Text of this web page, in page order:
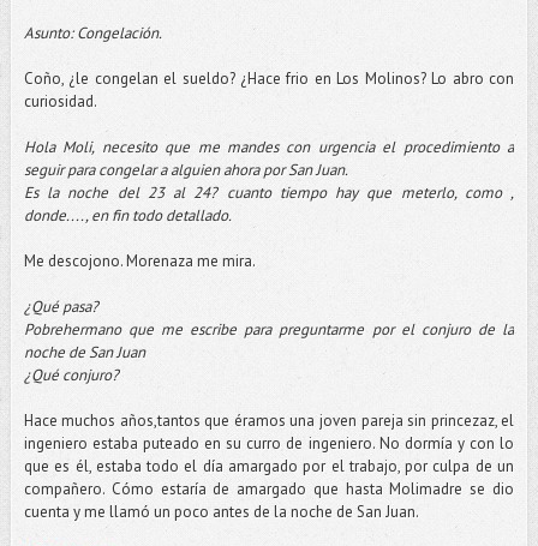
Asunto: Congelación.
Coño, ¿le congelan el sueldo? ¿Hace frio en Los Molinos? Lo abro con
curiosidad.
Hola Moli, necesito que me mandes con urgencia el procedimiento a
seguir para congelar a alguien ahora por San Juan.
Es la noche del 23 al 24? cuanto tiempo hay que meterlo, como ,
donde...., en fin todo detallado.
Me descojono. Morenaza me mira.
¿Qué pasa?
Pobrehermano que me escribe para preguntarme por el conjuro de la
noche de San Juan
¿Qué conjuro?
Hace muchos años,tantos que éramos una joven pareja sin princezaz, el
ingeniero estaba puteado en su curro de ingeniero. No dormía y con lo
que es él, estaba todo el día amargado por el trabajo, por culpa de un
compañero. Cómo estaría de amargado que hasta Molimadre se dio
cuenta y me llamó un poco antes de la noche de San Juan.